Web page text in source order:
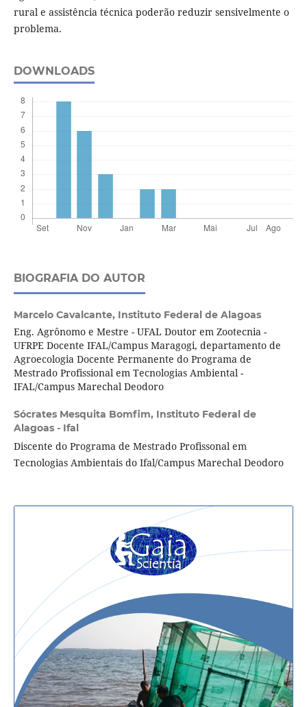
rural e assistência técnica poderão reduzir sensivelmente o
problema.
DOWNLOADS
BIOGRAFIA DO AUTOR
Marcelo Cavalcante, Instituto Federal de Alagoas
Eng. Agrônomo e Mestre - UFAL Doutor em Zootecnia -
UFRPE Docente IFAL/Campus Maragogi, departamento de
Agroecologia Docente Permanente do Programa de
Mestrado Profissional em Tecnologias Ambiental -
IFAL/Campus Marechal Deodoro
Sócrates Mesquita Bomfim, Instituto Federal de
Alagoas - Ifal
Discente do Programa de Mestrado Profissonal em
Tecnologias Ambientais do Ifal/Campus Marechal Deodoro